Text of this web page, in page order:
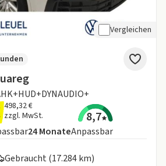
Vergleichen
498,32 €
zzgl. MwSt.
8,7
Laufzeit
24MonateAnpassbar
Gebraucht (17.284 km)